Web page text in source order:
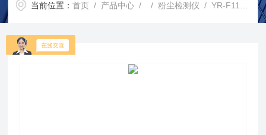
当前位置：首页 / 产品中心 / /粉尘检测仪 / YR-F110A厂区车间工业粉尘检测仪